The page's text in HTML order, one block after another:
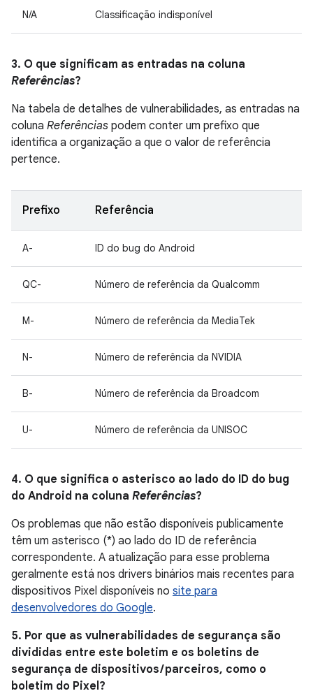
N/A Classificação indisponível
3. O que significam as entradas na coluna
Referências?
Na tabela de detalhes de vulnerabilidades, as entradas na
coluna Referências podem conter um prefixo que
identifica a organização a que o valor de referência
pertence.
Prefixo Referência
A- ID do bug do Android
QC- Número de referência da Qualcomm
M- Número de referência da MediaTek
N- Número de referência da NVIDIA
B- Número de referência da Broadcom
U- Número de referência da UNISOC
4. O que significa o asterisco ao lado do ID do bug
do Android na coluna Referências?
Os problemas que não estão disponíveis publicamente
têm um asterisco (*) ao lado do ID de referência
correspondente. A atualização para esse problema
geralmente está nos drivers binários mais recentes para
dispositivos Pixel disponíveis no site para
desenvolvedores do Google.
5. Por que as vulnerabilidades de segurança são
divididas entre este boletim e os boletins de
segurança de dispositivos / parceiros, como o
boletim do Pixel?